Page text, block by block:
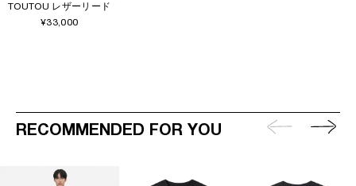
TOUTOU レザーリード
¥33,000
RECOMMENDED FOR YOU